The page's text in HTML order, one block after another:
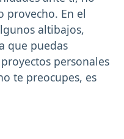
provecho. En el
altibajos,
que puedas
personales
te preocupes, es